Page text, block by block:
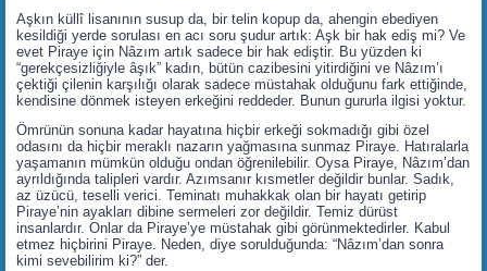
Aşkın küllî lisanının susup da, bir telin kopup da, ahengin ebediyen
kesildiği yerde sorulası en acı soru şudur artık: Aşk bir hak ediş mi? Ve
evet Piraye için Nâzım artık sadece bir hak ediştir. Bu yüzden ki
“gerekçesizliğiyle âşık” kadın, bütün cazibesini yitirdiğini ve Nâzım’ı
çektiği çilenin karşılığı olarak sadece müstahak olduğunu fark ettiğinde,
kendisine dönmek isteyen erkeğini reddeder. Bunun gururla ilgisi yoktur.
Ömrünün sonuna kadar hayatına hiçbir erkeği sokmadığı gibi özel
odasını da hiçbir meraklı nazarın yağmasına sunmaz Piraye. Hatıralarla
yaşamanın mümkün olduğu ondan öğrenilebilir. Oysa Piraye, Nâzım’dan
ayrıldığında talipleri vardır. Azımsanır kısmetler değildir bunlar. Sadık,
az üzücü, teselli verici. Teminatı muhakkak olan bir hayatı getirip
Piraye’nin ayakları dibine sermeleri zor değildir. Temiz dürüst
insanlardır. Onlar da Piraye’ye müstahak gibi görünmektedirler. Kabul
etmez hiçbirini Piraye. Neden, diye sorulduğunda: “Nâzım’dan sonra
kimi sevebilirim ki?” der.